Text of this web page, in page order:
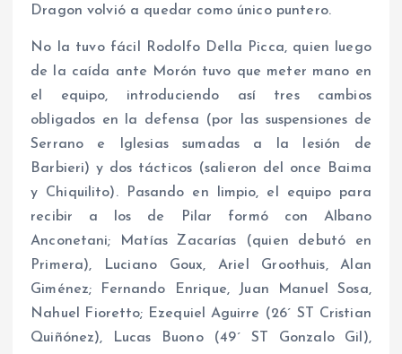
Dragon volvió a quedar como único puntero.
No la tuvo fácil Rodolfo Della Picca, quien luego
de la caída ante Morón tuvo que meter mano en
el equipo, introduciendo así tres cambios
obligados en la defensa (por las suspensiones de
Serrano e Iglesias sumadas a la lesión de
Barbieri) y dos tácticos (salieron del once Baima
y Chiquilito). Pasando en limpio, el equipo para
recibir a los de Pilar formó con Albano
Anconetani; Matías Zacarías (quien debutó en
Primera), Luciano Goux, Ariel Groothuis, Alan
Giménez; Fernando Enrique, Juan Manuel Sosa,
Nahuel Fioretto; Ezequiel Aguirre (26´ ST Cristian
Quiñónez), Lucas Buono (49´ ST Gonzalo Gil),